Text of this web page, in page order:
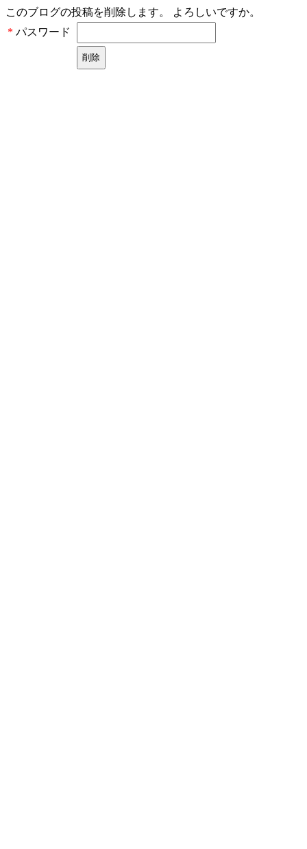
このブログの投稿を削除します。 よろしいですか。
パスワード